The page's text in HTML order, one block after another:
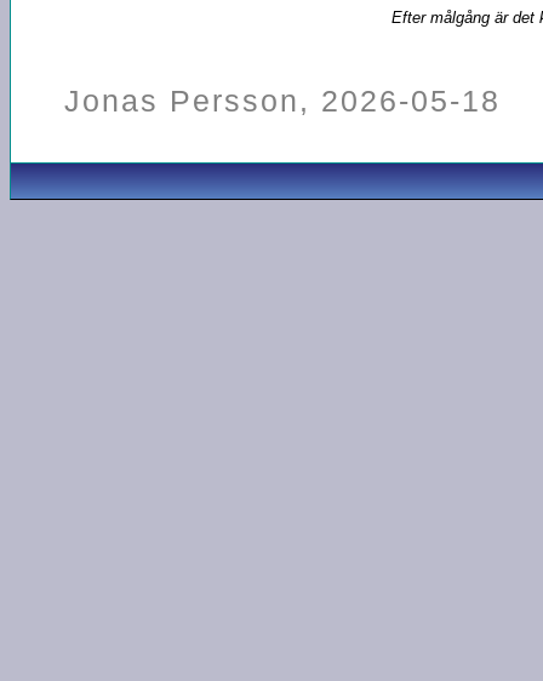
Efter målgång är det
Jonas Persson, 2026-05-18